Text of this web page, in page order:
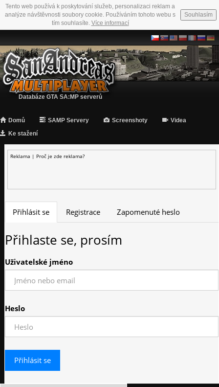
Tento web používá k poskytování služeb, personalizaci reklam a
analýze návštěvnosti soubory cookie. Používáním tohoto webu s
tím souhlasíte. Více informací
Souhlasím
Databáze GTA SA:MP serverů
Domů SAMP Servery Screenshoty
Videa
Ke stažení
Reklama | Proč je zde reklama?
Přihlásit se Registrace Zapomenuté heslo
Přihlaste se, prosím
Uživatelské jméno
Heslo